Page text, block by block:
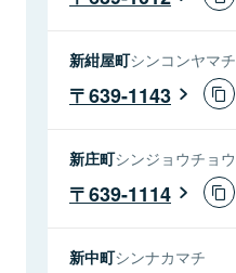
新紺屋町シンコンヤマチ
639-1143
新庄町シンジョウチョウ
639-1114
新中町シンナカマチ